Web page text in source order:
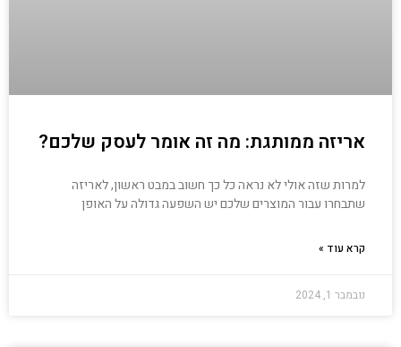
אריזה ממותגת: מה זה אומר לעסק שלכם?
למרות שזה אולי לא נראה כל כך חשוב במבט ראשון, לאריזה
שתבחרו עבור המוצרים שלכם יש השפעה גדולה על האופן
קרא עוד »
נובמבר 1, 2024